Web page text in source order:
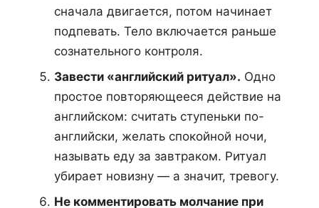
сначала двигается, потом начинает
подпевать. Тело включается раньше
сознательного контроля.
Завести «английский ритуал». Одно
простое повторяющееся действие на
английском: считать ступеньки по-
английски, желать спокойной ночи,
называть еду за завтраком. Ритуал
убирает новизну — а значит, тревогу.
Не комментировать молчание при